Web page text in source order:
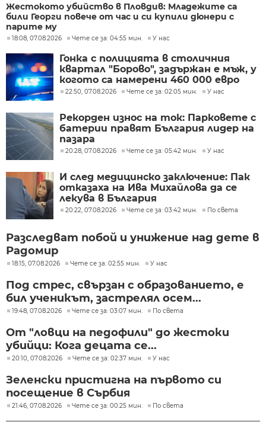
Жестокото убийство в Пловдив: Младежите са
били Георги повече от час и си купили дюнери с
парите му
18:08, 07.08.2026 Чете се за: 04:55 мин. У нас
Гонка с полицията в столичния
квартал "Борово", задържан е мъж, у
когото са намерени 460 000 евро
22:50, 07.08.2026 Чете се за: 02:05 мин. У нас
Рекорден износ на ток: Парковете с
батерии правят България лидер на
пазара
20:28, 07.08.2026 Чете се за: 05:42 мин. У нас
И след медицинско заключение: Пак
отказаха на Ива Михайлова да се
лекува в България
20:22, 07.08.2026 Чете се за: 03:42 мин. По света
Разследват побой и унижение над дете в
Радомир
18:15, 07.08.2026 Чете се за: 02:55 мин. У нас
Под стрес, свързан с образованието, е
бил ученикът, застрелял осем...
19:48, 07.08.2026 Чете се за: 03:07 мин. По света
От "ловци на педофили" до жестоки
убийци: Кога децата се...
20:10, 07.08.2026 Чете се за: 02:37 мин. У нас
Зеленски пристигна на първото си
посещение в Сърбия
21:46, 07.08.2026 Чете се за: 00:25 мин. По света